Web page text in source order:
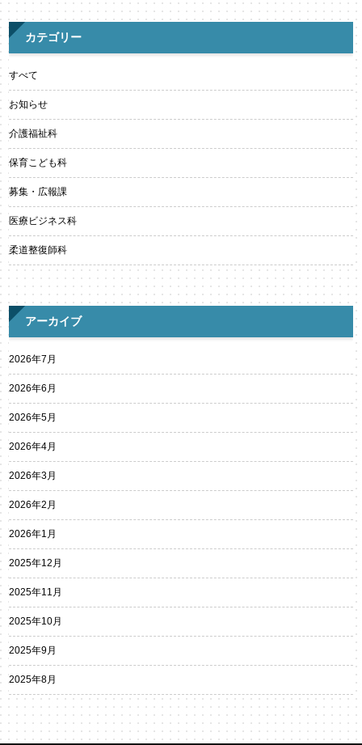
カテゴリー
すべて
お知らせ
介護福祉科
保育こども科
募集・広報課
医療ビジネス科
柔道整復師科
アーカイブ
2026年7月
2026年6月
2026年5月
2026年4月
2026年3月
2026年2月
2026年1月
2025年12月
2025年11月
2025年10月
2025年9月
2025年8月